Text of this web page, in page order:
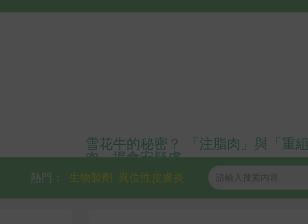
雪花牛的秘密？ 「注脂肉」與「重
肉」揭食安疑慮
異位性皮膚炎
生物製劑
熱門：